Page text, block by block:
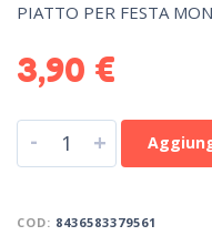
PIATTO PER FESTA
3,90 €
- +
COD: 8436583379561